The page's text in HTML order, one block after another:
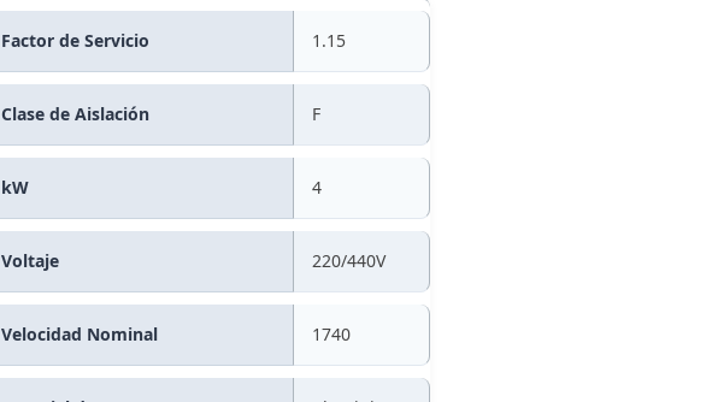
Factor de Servicio 1.15
Clase de Aislación F
kW 4
Voltaje 220/440V
Velocidad Nominal 1740